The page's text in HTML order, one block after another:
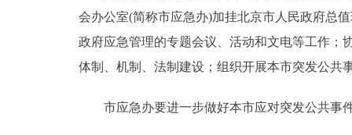
政务服务
个人服务
会办公室(简称市应急办)加挂北京市人民政府总
政府应急管理的专题会议、活动和文电等工作；
体制、机制、法制建设；组织开展本市突发公共
市应急办要进一步做好本市应对突发公共事